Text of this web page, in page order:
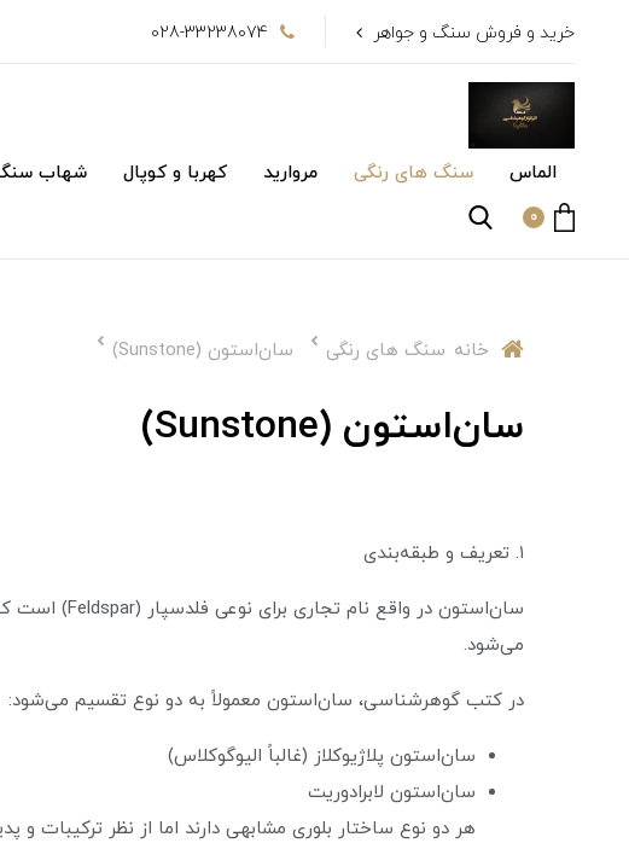
خرید و فروش سنگ و جواهر 028-33238074
الماس سنگ های رنگی مروارید کهربا و کوپال شهاب
0
خانه سنگ های رنگی سان‌استون (Sunstone)
سان‌استون (Sunstone)
۱. تعریف و طبقه‌بندی
می‌شود.
در کتب گوهرشناسی، سان‌استون معمولاً به دو نوع تقسیم می‌شود:
سان‌استون پلاژیوکلاز (غالباً الیوگوکلاس)
سان‌استون لابرادوریت
هر دو نوع ساختار بلوری مشابهی دارند اما از نظر ترکیبات